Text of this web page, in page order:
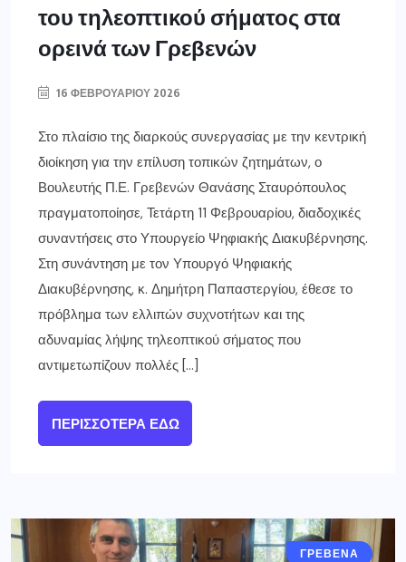
του τηλεοπτικού σήματος στα
ορεινά των Γρεβενών
16 ΦΕΒΡΟΥΑΡΊΟΥ 2026
Στο πλαίσιο της διαρκούς συνεργασίας με την κεντρική
διοίκηση για την επίλυση τοπικών ζητημάτων, ο
Βουλευτής Π.Ε. Γρεβενών Θανάσης Σταυρόπουλος
πραγματοποίησε, Τετάρτη 11 Φεβρουαρίου, διαδοχικές
συναντήσεις στο Υπουργείο Ψηφιακής Διακυβέρνησης.
Στη συνάντηση με τον Υπουργό Ψηφιακής
Διακυβέρνησης, κ. Δημήτρη Παπαστεργίου, έθεσε το
πρόβλημα των ελλιπών συχνοτήτων και της
αδυναμίας λήψης τηλεοπτικού σήματος που
αντιμετωπίζουν πολλές […]
ΠΕΡΙΣΣΌΤΕΡΑ ΕΔΏ
ΓΡΕΒΕΝΑ